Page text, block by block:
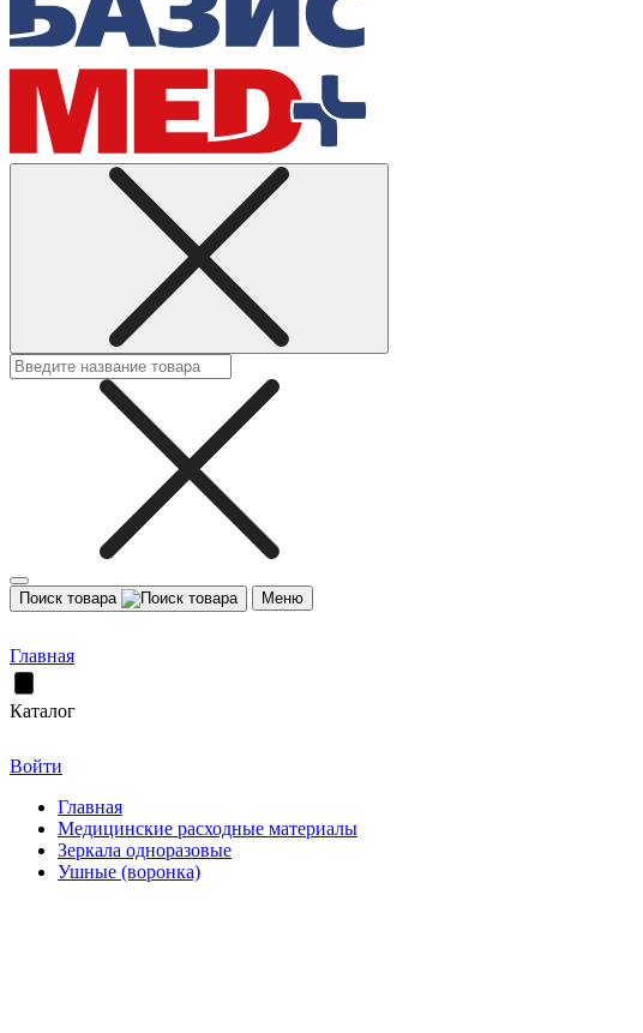
Поиск товара Меню
Главная
Каталог
Войти
Главная
Медицинские расходные материалы
Зеркала одноразовые
Ушные (воронка)